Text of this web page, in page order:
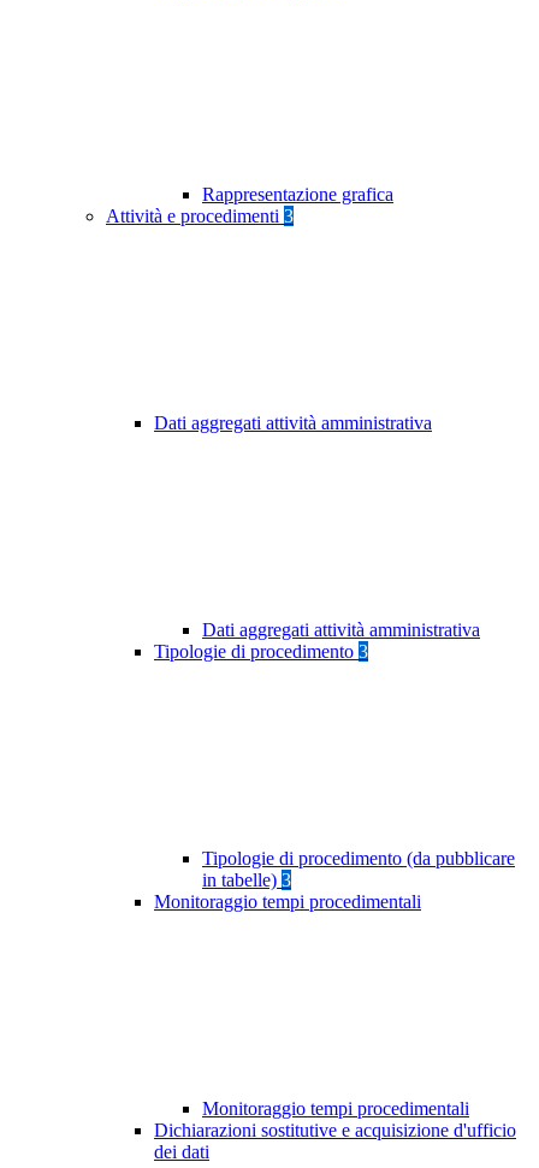
Rappresentazione grafica
Attività e procedimenti 3
Dati aggregati attività amministrativa
Dati aggregati attività amministrativa
Tipologie di procedimento 3
Tipologie di procedimento (da pubblicare
in tabelle) 3
Monitoraggio tempi procedimentali
Monitoraggio tempi procedimentali
Dichiarazioni sostitutive e acquisizione d'ufficio
dei dati